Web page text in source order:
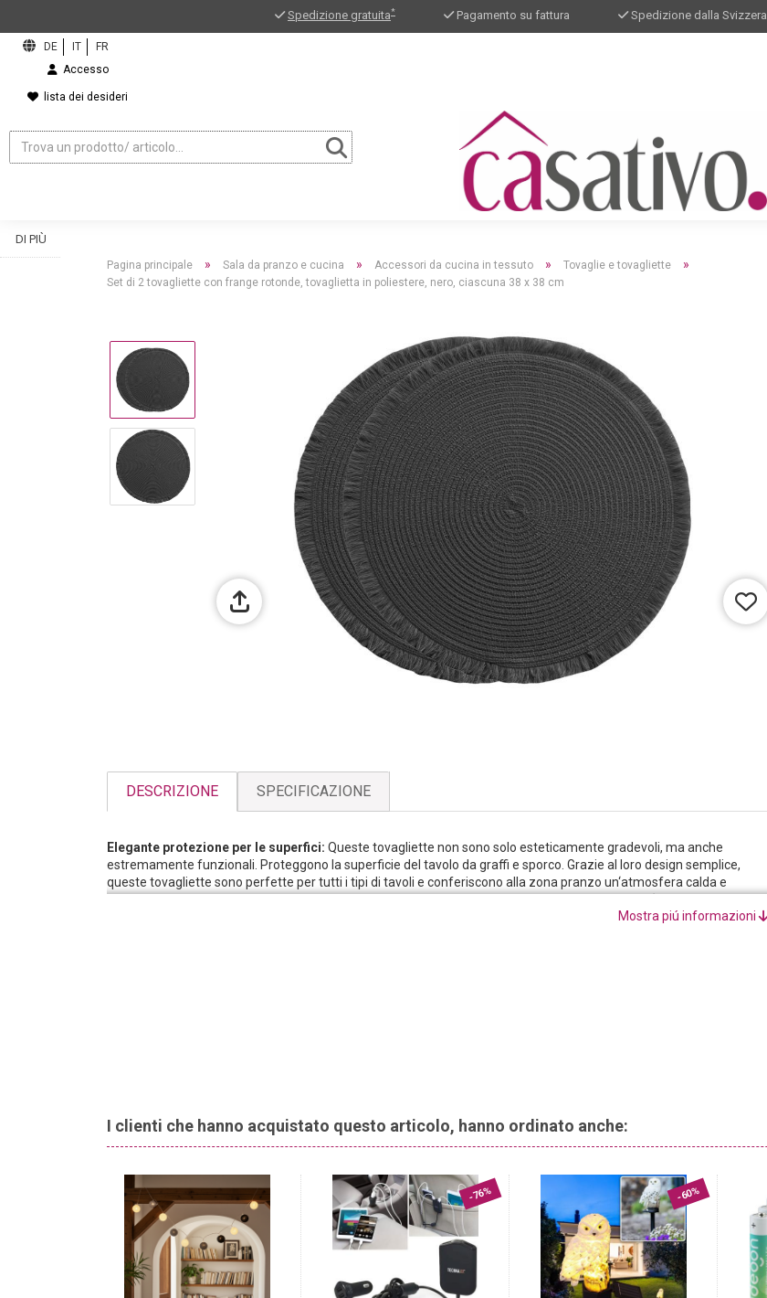
Spedizione gratuita* Pagamento su fattura Spedizione dalla Svizzera
Accesso
lista dei desideri
DI PIÙ
Pagina principale » Sala da pranzo e cucina » Accessori da cucina in tessuto » Tovaglie e tovagliette »
Set di 2 tovagliette con frange rotonde, tovaglietta in poliestere, nero, ciascuna 38 x 38 cm
DESCRIZIONE SPECIFICAZIONE
Elegante protezione per le superfici: Queste tovagliette non sono solo esteticamente gradevoli, ma anche
estremamente funzionali. Proteggono la superficie del tavolo da graffi e sporco. Grazie al loro design semplice,
queste tovagliette sono perfette per tutti i tipi di tavoli e conferiscono alla zona pranzo un‘atmosfera calda e
Mostra piú informazioni
I clienti che hanno acquistato questo articolo, hanno ordinato anche:
-76% -60%